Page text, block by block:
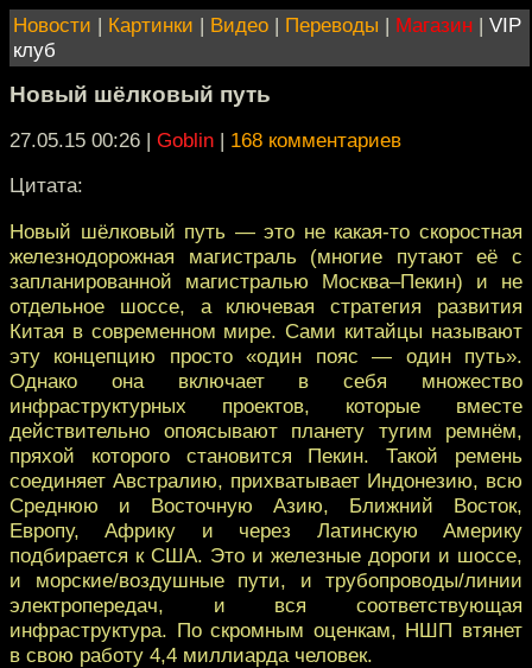
Новости | Картинки | Видео | Переводы | Магазин | VIP
клуб
Новый шёлковый путь
27.05.15 00:26 | Goblin | 168 комментариев
Цитата:
Новый шёлковый путь — это не какая-то скоростная
железнодорожная магистраль (многие путают её с
запланированной магистралью Москва–Пекин) и не
отдельное шоссе, а ключевая стратегия развития
Китая в современном мире. Сами китайцы называют
эту концепцию просто «один пояс — один путь».
Однако она включает в себя множество
инфраструктурных проектов, которые вместе
действительно опоясывают планету тугим ремнём,
пряхой которого становится Пекин. Такой ремень
соединяет Австралию, прихватывает Индонезию, всю
Среднюю и Восточную Азию, Ближний Восток,
Европу, Африку и через Латинскую Америку
подбирается к США. Это и железные дороги и шоссе,
и морские/воздушные пути, и трубопроводы/линии
электропередач, и вся соответствующая
инфраструктура. По скромным оценкам, НШП втянет
в свою работу 4,4 миллиарда человек.